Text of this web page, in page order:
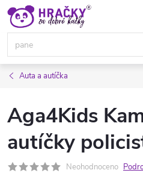
Přejít
obsah
Auta a autíčka
Aga4Kids
autíčky
Neohodnoceno